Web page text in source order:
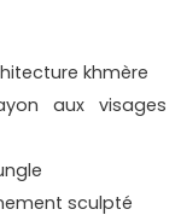
khmère
aux visages
sculpté